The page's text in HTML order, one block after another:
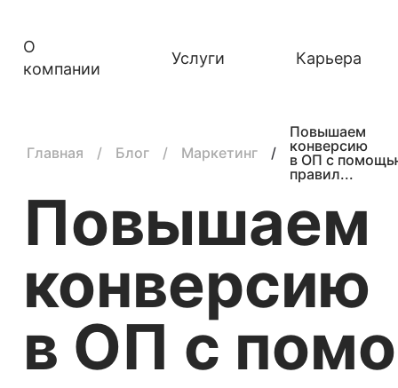
О
компании
Услуги Карьера
Главная Блог Маркетинг
Повышаем
конверсию
в ОП с
правил...
Повышаем
конверсию
в ОП с